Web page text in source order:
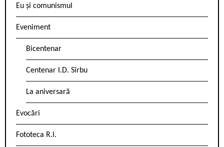
Eu și comunismul
Eveniment
Bicentenar
Centenar I.D. Sîrbu
La aniversară
Evocări
Fototeca R.l.